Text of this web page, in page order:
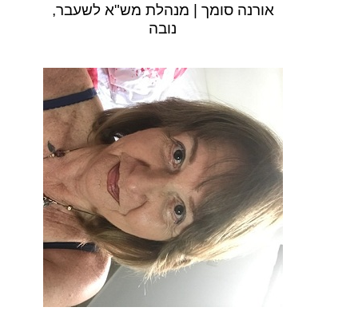
אורנה סומך | מנהלת מש"א לשעבר,
נובה